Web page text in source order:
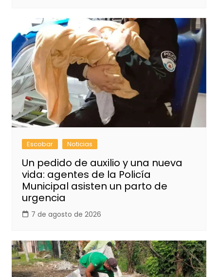
Escobar Noticias
Un pedido de auxilio y una nueva
vida: agentes de la Policía
Municipal asisten un parto de
urgencia
7 de agosto de 2026